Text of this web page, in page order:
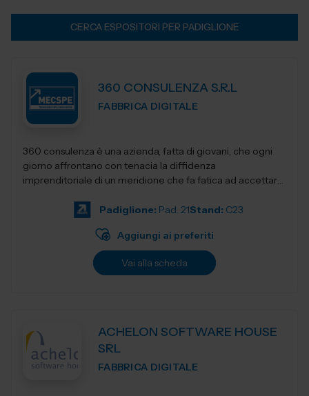
CERCA ESPOSITORI PER PADIGLIONE
360 CONSULENZA S.R.L
FABBRICA DIGITALE
360 consulenza è una azienda, fatta di giovani, che ogni
giorno affrontano con tenacia la diffidenza
imprenditoriale di un meridione che fa fatica ad accettare
Padiglione: Pad. 21Stand: C23
Aggiungi ai preferiti
Vai alla scheda
ACHELON SOFTWARE HOUSE
SRL
FABBRICA DIGITALE